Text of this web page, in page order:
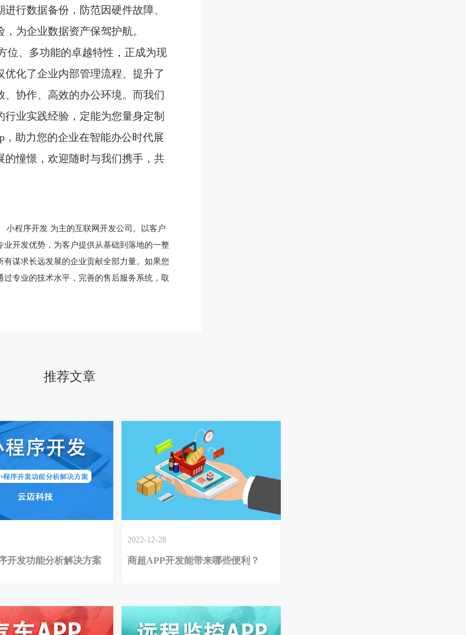
行数据备份，防范因硬件故障、
为企业数据资产保驾护航。
位、多功能的卓越特性，正成为现
化了企业内部管理流程、提升了
协作、高效的办公环境。而我们
业实践经验，定能为您量身定制
助力您的企业在智能办公时代展
憧憬，欢迎随时与我们携手，共
小程序开发 为主的互联网开发公司。以客户
开发优势，为客户提供从基础到落地的一整
谋求长远发展的企业贡献全部力量。如果您
专业的技术水平，完善的售后服务系统，取
推荐文章
开发功能分析解决方案
2022-12-28
商超APP开发能带来哪些便利？